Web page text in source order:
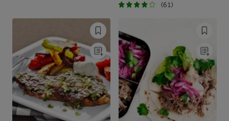
(61)